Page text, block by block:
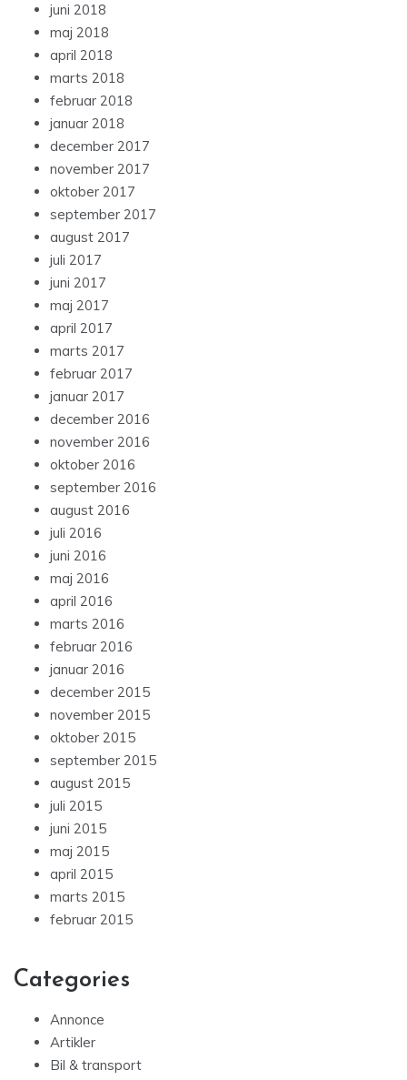
juni 2018
maj 2018
april 2018
marts 2018
februar 2018
januar 2018
december 2017
november 2017
oktober 2017
september 2017
august 2017
juli 2017
juni 2017
maj 2017
april 2017
marts 2017
februar 2017
januar 2017
december 2016
november 2016
oktober 2016
september 2016
august 2016
juli 2016
juni 2016
maj 2016
april 2016
marts 2016
februar 2016
januar 2016
december 2015
november 2015
oktober 2015
september 2015
august 2015
juli 2015
juni 2015
maj 2015
april 2015
marts 2015
februar 2015
Categories
Annonce
Artikler
Bil & transport